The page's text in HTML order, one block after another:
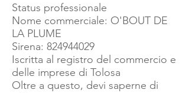
Status professionale
Nome commerciale: O'BOUT DE
LA PLUME
Sirena: 824944029
Iscritta al registro del commercio e
delle imprese di Tolosa
Oltre a questo, devi saperne di